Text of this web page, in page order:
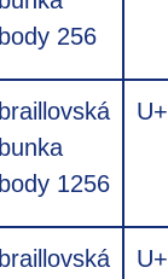
body 256
braillovská
bunka
body 1256
braillovská